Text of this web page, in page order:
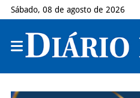
Sábado, 08 de agosto de 2026